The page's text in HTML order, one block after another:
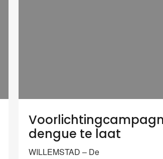
dengue te laat
WILLEMSTAD – De